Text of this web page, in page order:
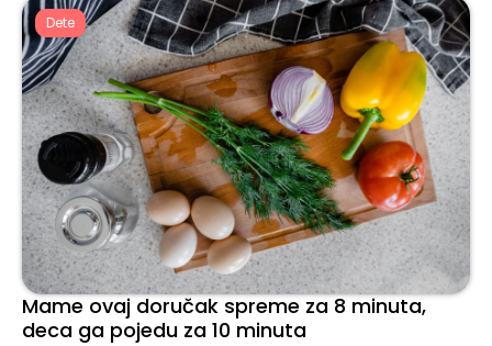
Dete
Mame ovaj doručak spreme za 8 minuta,
deca ga pojedu za 10 minuta